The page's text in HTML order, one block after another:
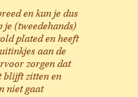
en kun je dus
(tweedehands)
plated en heeft
aan de
zorgen dat
blijft zitten en
niet gaat